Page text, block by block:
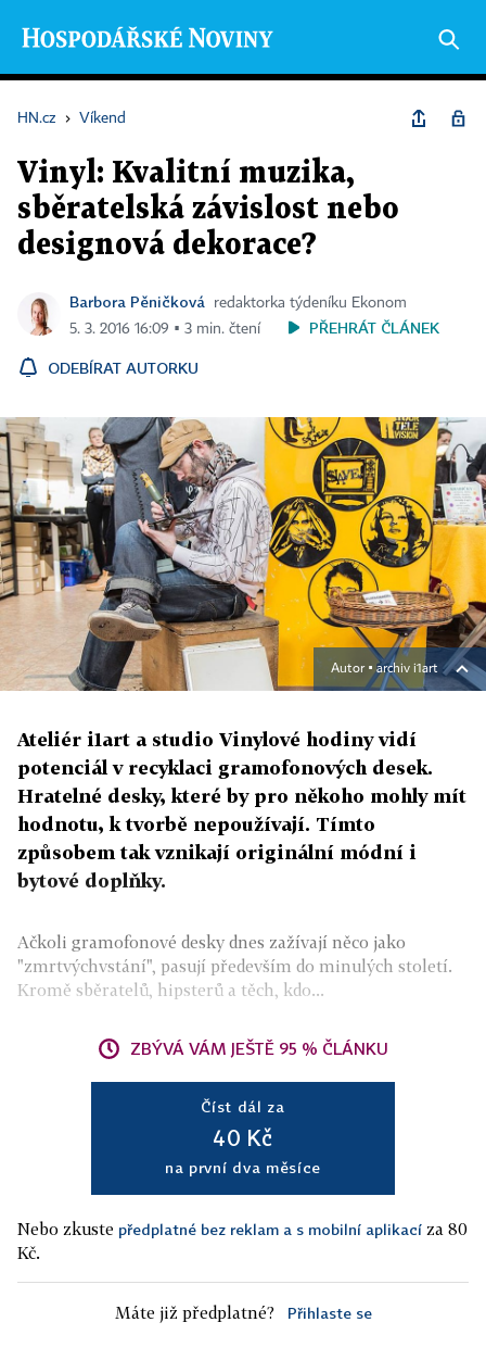
HN.cz › Víkend
Vinyl: Kvalitní muzika,
sběratelská závislost nebo
designová dekorace?
Barbora Pěničková
redaktorka týdeníku Ekonom
5. 3. 2016 16:09 ▪ 3 min. čtení
PŘEHRÁT ČLÁNEK
ODEBÍRAT AUTORKU
Autor ▪archiv i1art
Ateliér i1art a studio Vinylové hodiny vidí
potenciál v recyklaci gramofonových desek.
Hratelné desky, které by pro někoho mohly mít
hodnotu, k tvorbě nepoužívají. Tímto
způsobem tak vznikají originální módní i
bytové doplňky.
Ačkoli gramofonové desky dnes zažívají něco jako
"zmrtvýchvstání", pasují především do minulých století.
Kromě sběratelů, hipsterů a těch, kdo...
ZBÝVÁ VÁM JEŠTĚ 95 % ČLÁNKU
Číst dál za
40 Kč
na první dva měsíce
Nebo zkuste předplatné bez reklam a s mobilní aplikací za 80
Kč.
Máte již předplatné? Přihlaste se